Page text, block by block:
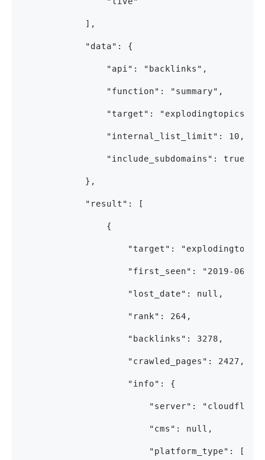
            ],
            "data": {
                "api": "backlinks",
                "function": "summary",
"target":
                "internal_list_limit": 10,
                "include_subdomains": true
            },
            "result": [
                {
"target":
"first_seen": "2019-06-25
                    "lost_date": null,
                    "rank": 264,
                    "backlinks": 3278,
                    "crawled_pages": 2427,
                    "info": {
"server":
                        "cms": null,
                        "platform_type": [